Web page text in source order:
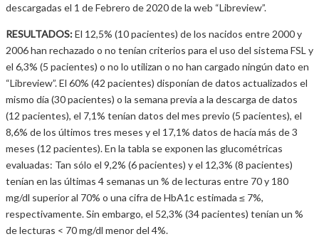
descargadas el 1 de Febrero de 2020 de la web “Libreview”.
RESULTADOS:El 12,5% (10 pacientes) de los nacidos entre 2000 y
2006 han rechazado o no tenían criterios para el uso del sistema FSL y
el 6,3% (5 pacientes) o no lo utilizan o no han cargado ningún dato en
“Libreview”. El 60% (42 pacientes) disponían de datos actualizados el
mismo día (30 pacientes) o la semana previa a la descarga de datos
(12 pacientes), el 7,1% tenían datos del mes previo (5 pacientes), el
8,6% de los últimos tres meses y el 17,1% datos de hacía más de 3
meses (12 pacientes). En la tabla se exponen las glucométricas
evaluadas: Tan sólo el 9,2% (6 pacientes) y el 12,3% (8 pacientes)
tenían en las últimas 4 semanas un % de lecturas entre 70 y 180
mg/dl superior al 70% o una cifra de HbA1c estimada ≤ 7%,
respectivamente. Sin embargo, el 52,3% (34 pacientes) tenían un %
de lecturas < 70 mg/dl menor del 4%.